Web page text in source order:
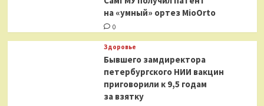
на «умный» ортез MioOrto
0
Здоровье
Бывшего замдиректора
петербургского НИИ вакцин
приговорили к 9,5 годам
за взятку